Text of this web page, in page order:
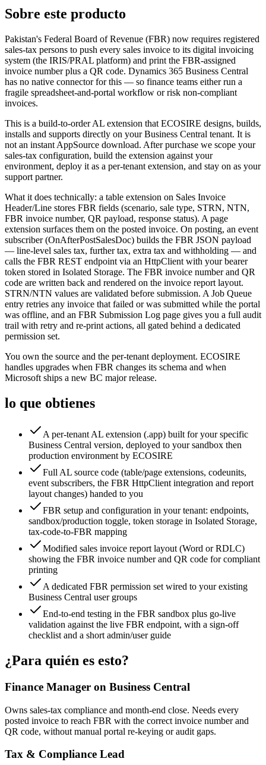
Sobre este producto
Pakistan's Federal Board of Revenue (FBR) now requires registered
sales-tax persons to push every sales invoice to its digital invoicing
system (the IRIS/PRAL platform) and print the FBR-assigned
invoice number plus a QR code. Dynamics 365 Business Central
has no native connector for this — so finance teams either run a
fragile spreadsheet-and-portal workflow or risk non-compliant
invoices.
This is a build-to-order AL extension that ECOSIRE designs, builds,
installs and supports directly on your Business Central tenant. It is
not an instant AppSource download. After purchase we scope your
sales-tax configuration, build the extension against your
environment, deploy it as a per-tenant extension, and stay on as your
support partner.
What it does technically: a table extension on Sales Invoice
Header/Line stores FBR fields (scenario, sale type, STRN, NTN,
FBR invoice number, QR payload, response status). A page
extension surfaces them on the posted invoice. On posting, an event
subscriber (OnAfterPostSalesDoc) builds the FBR JSON payload
— line-level sales tax, further tax, extra tax and withholding — and
calls the FBR REST endpoint via an HttpClient with your bearer
token stored in Isolated Storage. The FBR invoice number and QR
code are written back and rendered on the invoice report layout.
STRN/NTN values are validated before submission. A Job Queue
entry retries any invoice that failed or was submitted while the portal
was offline, and an FBR Submission Log page gives you a full audit
trail with retry and re-print actions, all gated behind a dedicated
permission set.
You own the source and the per-tenant deployment. ECOSIRE
handles upgrades when FBR changes its schema and when
Microsoft ships a new BC major release.
lo que obtienes
A per-tenant AL extension (.app) built for your specific
Business Central version, deployed to your sandbox then
production environment by ECOSIRE
Full AL source code (table/page extensions, codeunits,
event subscribers, the FBR HttpClient integration and report
layout changes) handed to you
FBR setup and configuration in your tenant: endpoints,
sandbox/production toggle, token storage in Isolated Storage,
tax-code-to-FBR mapping
Modified sales invoice report layout (Word or RDLC)
showing the FBR invoice number and QR code for compliant
printing
A dedicated FBR permission set wired to your existing
Business Central user groups
End-to-end testing in the FBR sandbox plus go-live
validation against the live FBR endpoint, with a sign-off
checklist and a short admin/user guide
¿Para quién es esto?
Finance Manager on Business Central
Owns sales-tax compliance and month-end close. Needs every
posted invoice to reach FBR with the correct invoice number and
QR code, without manual portal re-keying or audit gaps.
Tax & Compliance Lead